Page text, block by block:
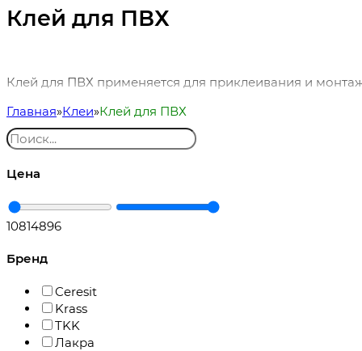
Клей для ПВХ
Клей для ПВХ применяется для приклеивания и
Главная Клеи Клей для ПВХ
Цена
10814896
Бренд
Ceresit
Krass
TKK
Лакра